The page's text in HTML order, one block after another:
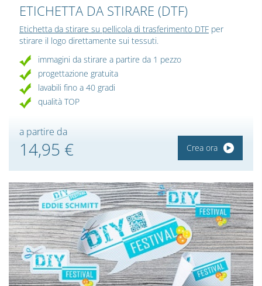
ETICHETTA DA STIRARE (DTF)
Etichetta da stirare su pellicola di trasferimento DTF per
stirare il logo direttamente sui tessuti.
immagini da stirare a partire da 1 pezzo
progettazione gratuita
lavabili fino a 40 gradi
qualità TOP
a partire da
14,95 € Crea ora